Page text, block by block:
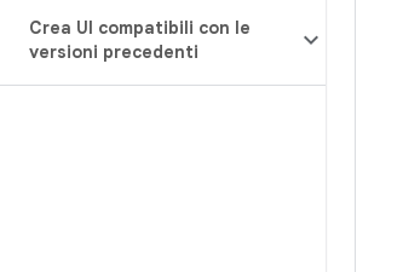
Crea UI compatibili con le
versioni precedenti